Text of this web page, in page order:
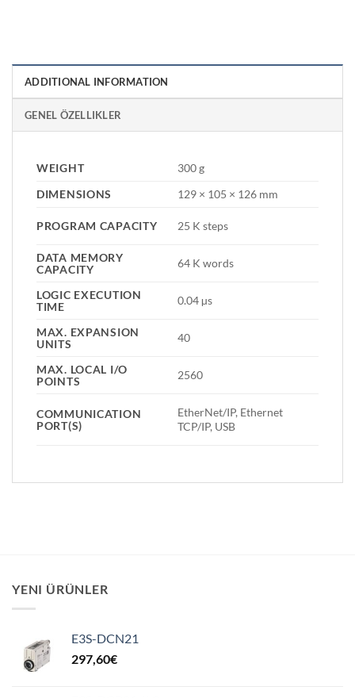
ADDITIONAL INFORMATION
GENEL ÖZELLIKLER
WEIGHT
300 g
DIMENSIONS
129 × 105 × 126 mm
PROGRAM CAPACITY 25 K steps
DATA MEMORY
CAPACITY
64 K words
LOGIC EXECUTION
TIME
0.04 µs
MAX. EXPANSION
UNITS
40
MAX. LOCAL I/O
POINTS
2560
COMMUNICATION
PORT(S)
EtherNet/IP, Ethernet
TCP/IP, USB
YENI ÜRÜNLER
E3S-DCN21
297,60€